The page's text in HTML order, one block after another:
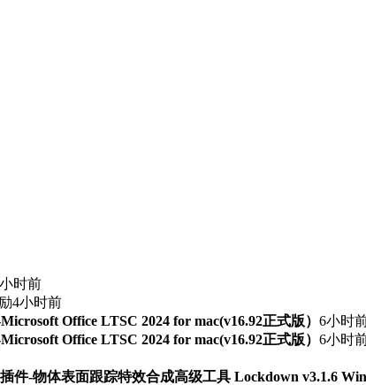
时前
4小时前
Office LTSC 2024 for mac(v16.92正式版） 6小时
Office LTSC 2024 for mac(v16.92正式版） 6小时
件-物体表面跟踪特效合成高级工具 Lockdown v3.1.6